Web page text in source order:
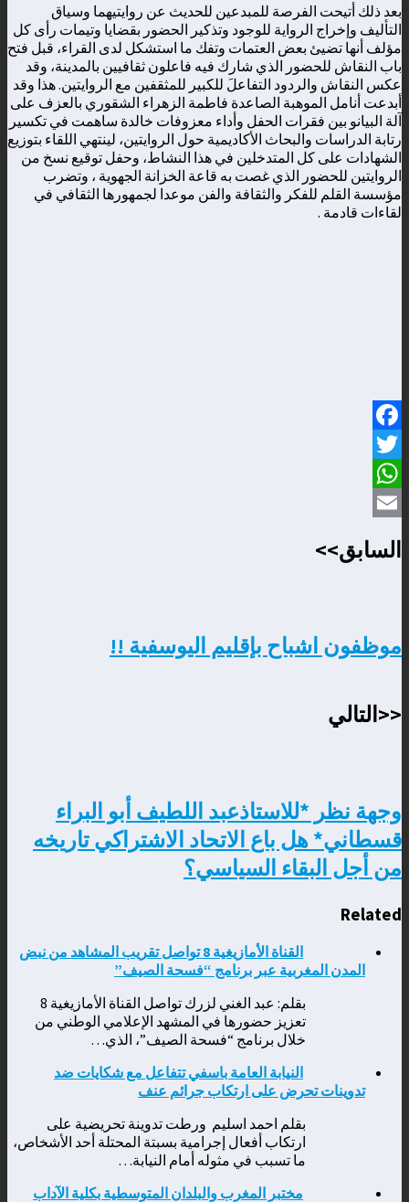
بعد ذلك أتيحت الفرصة للمبدعين للحديث عن روايتيهما وسياق
التأليف وإخراج الرواية للوجود وتذكير الحضور بقضايا وتيمات رأى كل
مؤلف أنها تضيئ بعض العتمات وتفك ما استشكل لدى القراء، قبل فتح
باب النقاش للحضور الذي شارك فيه فاعلون ثقافيين بالمدينة، وقد
عكس النقاش والردود التفاعلَ للكبير للمثقفين مع الروايتين. هذا وقد
أبدعت أنامل الموهبة الصاعدة فاطمة الزهراء الشقوري بالعزف على
آلة البيانو بين فقرات الحفل وأداء معزوفات خالدة ساهمت في تكسير
رتابة الدراسات والبحاث الأكاديمية حول الروايتين، لينتهي اللقاء بتوزيع
الشهادات على كل المتدخلين في هذا النشاط، وحفل توقيع نسخ من
الروايتين للحضور الذي غصت به قاعة الخزانة الجهوية ، وتضرب
مؤسسة القلم للفكر والثقافة والفن موعدا لجمهورها الثقافي في
لقاءات قادمة .
Facebook
Twitter
WhatsApp
السابق>>
موظفون اشباح بإقليم اليوسفية !!
<<التالي
وجهة نظر *للاستاذعبد اللطيف أبو البراء
قسطاني* هل باع الاتحاد الاشتراكي تاريخه
من أجل البقاء السياسي؟
Related
القناة الأمازيغية 8 تواصل تقريب المشاهد من نبض
المدن المغربية عبر برنامج “فسحة الصيف”
بقلم: عبد الغني لزرك تواصل القناة الأمازيغية 8
تعزيز حضورها في المشهد الإعلامي الوطني من
خلال برنامج “فسحة الصيف”، الذي…
النيابة العامة باسفي تتفاعل مع شكايات ضد
تدوينات تحرض على ارتكاب جرائم عنف
بقلم احمد اسليم ورطت تدوينة تحريضية على
ارتكاب أفعال إجرامية بسبتة المحتلة أحد الأشخاص،
ما تسبب في مثوله أمام النيابة…
مختبر المغرب والبلدان المتوسطية بكلية الآداب